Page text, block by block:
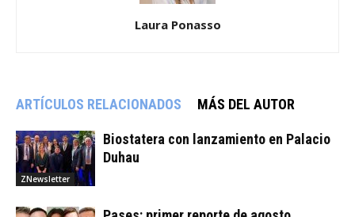
Laura Ponasso
ARTÍCULOS RELACIONADOS MÁS DEL AUTOR
ZNewsletter
Biostatera con lanzamiento en Palacio
Duhau